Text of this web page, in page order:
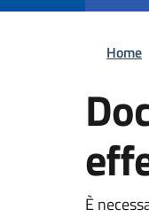
Home
È